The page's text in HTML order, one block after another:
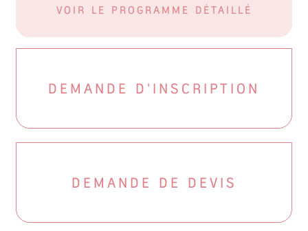
VOIR LE PROGRAMME DÉTAILLÉ
DEMANDE D'INSCRIPTION
DEMANDE DE DEVIS